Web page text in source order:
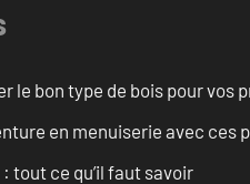
le bon type de bois pour vos
en menuiserie avec ces
tout ce qu’il faut savoir